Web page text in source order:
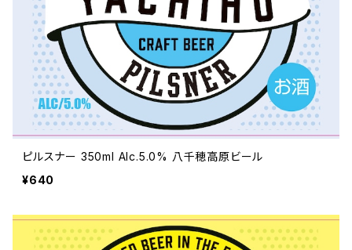
ピルスナー 350ml Alc.5.0% 八千穂高原ビール
¥640